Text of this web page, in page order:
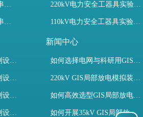
220kV电力安全工器具实验室配置
110kV电力安全工器具实验室配置
？
？
？
？
新闻中心
如何选择电网与科研用GIS局部放电模拟装置？
220kV GIS局部放电模拟装置试验如何开展？
如何高效选型GIS局部放电模拟装置？
如何开展35kV GIS局部放电模拟装置检测试验与选型